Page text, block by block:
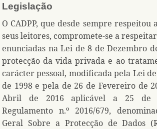
Legislação
O CADPP, que desde sempre respeitou
seus leitores, compromete-se a
enunciadas na Lei de 8 de Dezembro
protecção da vida privada e ao
carácter pessoal, modificada pela Lei
de 1998 e pela de 26 de Fevereiro de
Abril de 2016 aplicável a 25 de
Regulamento n.º 2016/679,
Geral Sobre a Protecção de Dados